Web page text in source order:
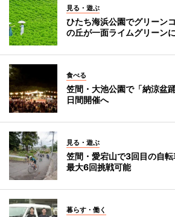
見る・遊ぶ
ひたち海浜公園でグリーン
の丘が一面ライムグリーンに
食べる
笠間・大池公園で「納涼盆
日間開催へ
見る・遊ぶ
笠間・愛宕山で3回目の自
最大6回挑戦可能
暮らす・働く